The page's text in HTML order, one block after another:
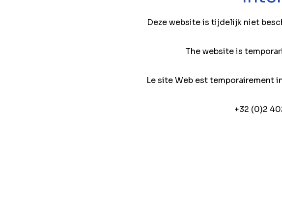
Deze website is tijdelijk niet
The website is
Le site Web est temporairement
+32 (0)2